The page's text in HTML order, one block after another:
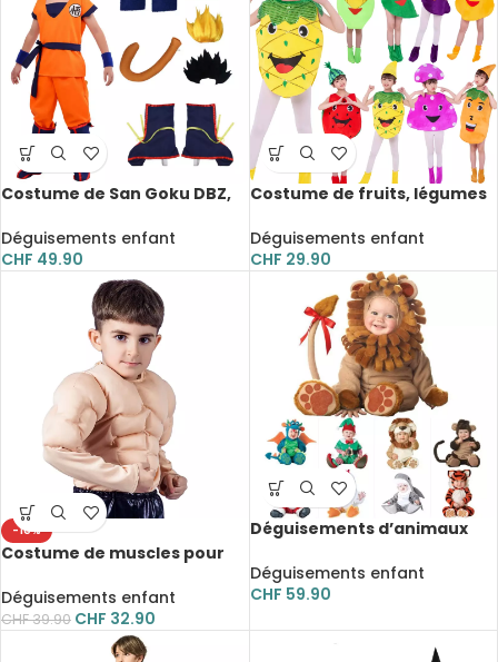
Costume de San Goku DBZ,
déguisement complet
Déguisements enfant
CHF 49.90
Costume de fruits, légumes
adulte, déguisement
Déguisements enfant
CHF 29.90
-18%
Costume de muscles pour
déguisement
Déguisements enfant
CHF39.90 CHF 32.90
Déguisements d’animaux
barboteuses, de 9 à 24 mois
Déguisements enfant
CHF 59.90